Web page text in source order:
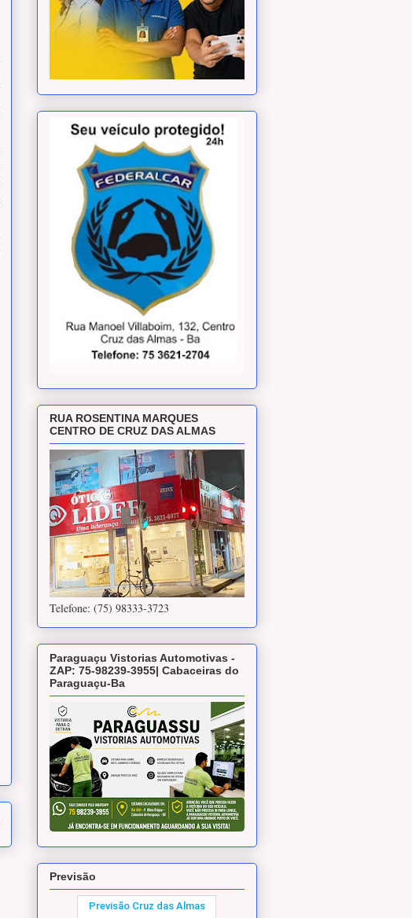
RUA ROSENTINA MARQUES
CENTRO DE CRUZ DAS ALMAS
Telefone: (75) 98333-3723
Paraguaçu Vistorias Automotivas -
ZAP: 75-98239-3955| Cabaceiras do
Paraguaçu-Ba
Previsão